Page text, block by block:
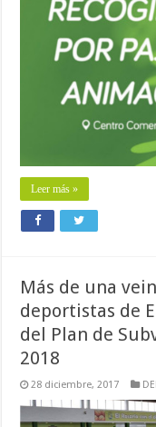
Leer más »
Más de una
deportistas de
del Plan de
2018
28 diciembre, 2017